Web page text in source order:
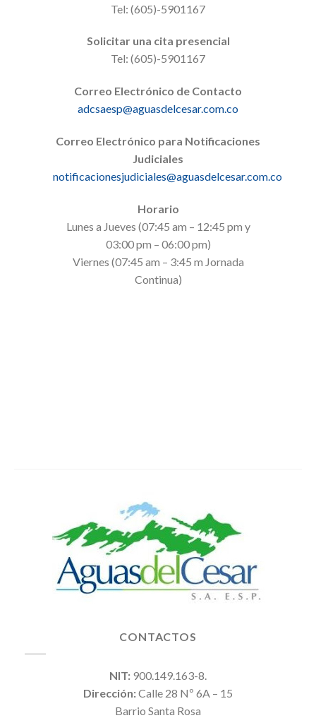
Tel: (605)-5901167
Solicitar una cita presencial
Tel: (605)-5901167
Correo Electrónico de Contacto
adcsaesp@aguasdelcesar.com.co
Correo Electrónico para Notificaciones
Judiciales
notificacionesjudiciales@aguasdelcesar.com.co
Horario
Lunes a Jueves (07:45 am – 12:45 pm y
03:00 pm – 06:00 pm)
Viernes (07:45 am – 3:45 m Jornada
Continua)
CONTACTOS
NIT: 900.149.163-8.
Dirección:Calle 28 Nº 6A – 15
Barrio Santa Rosa